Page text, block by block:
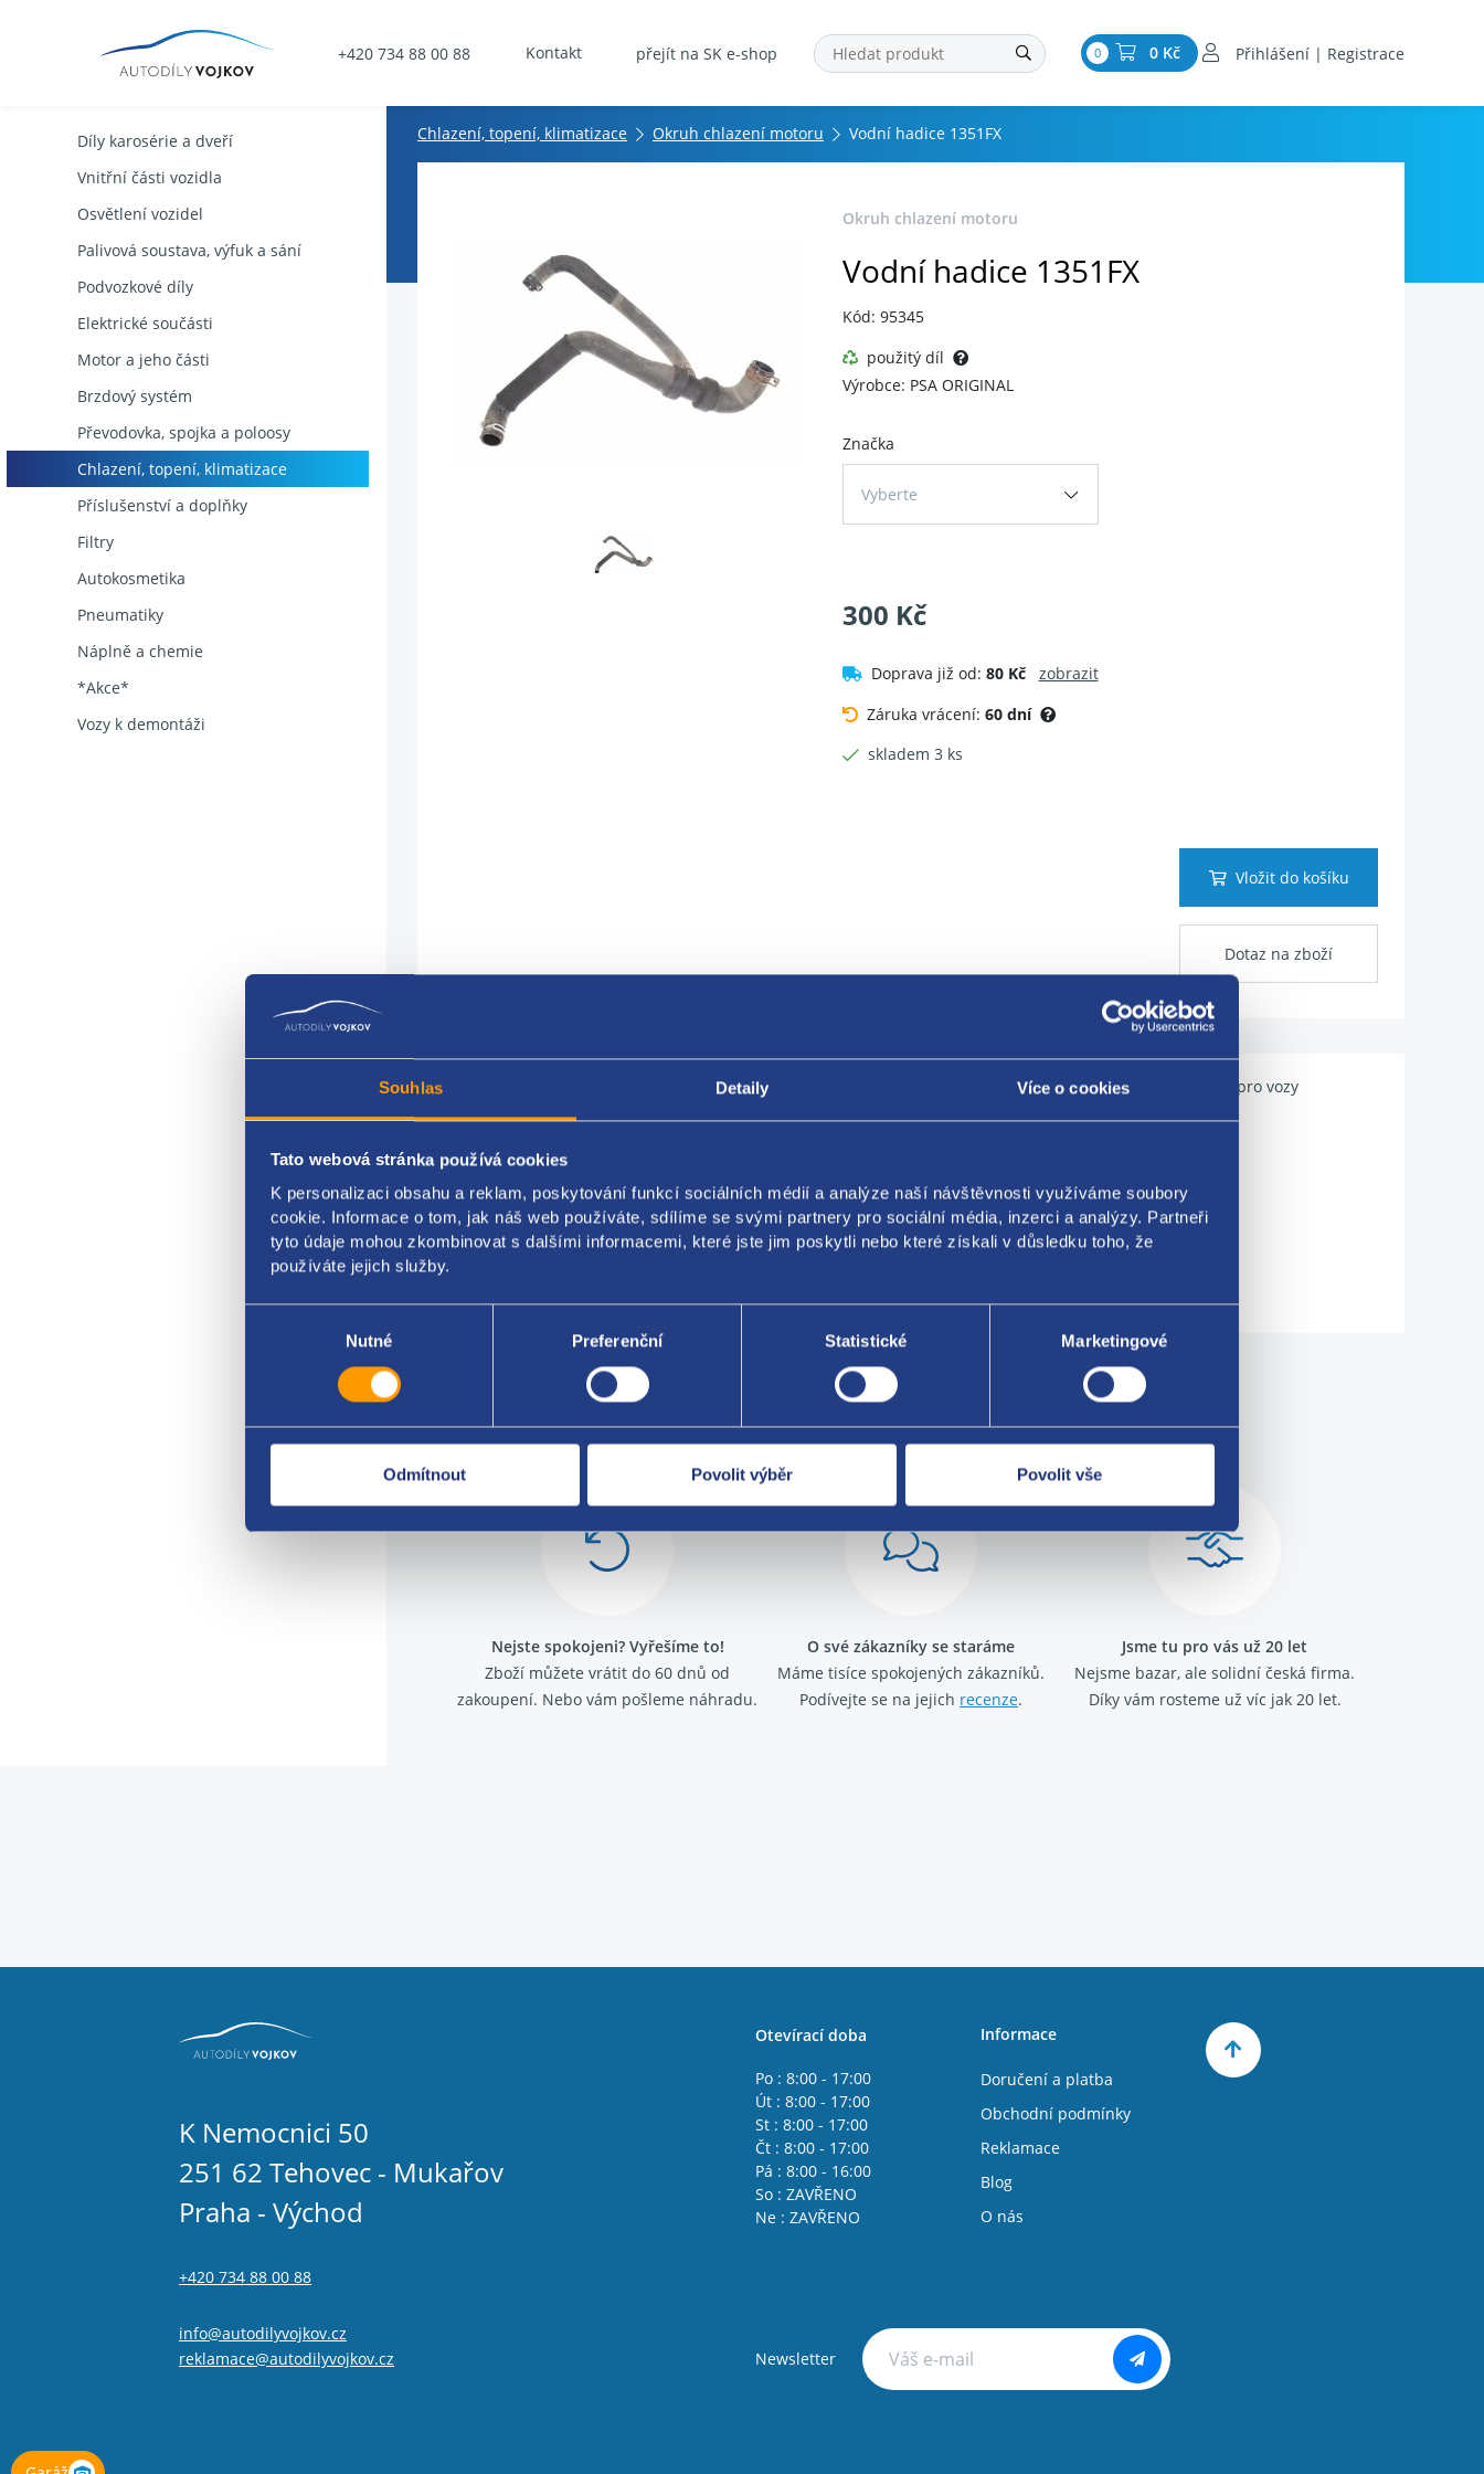
Souhlas Detaily Více o cookies
Tato webová stránka používá cookies
K personalizaci obsahu a reklam, poskytování funkcí sociálních médií a analýze naší návštěvnosti využíváme soubory
cookie. Informace o tom, jak náš web používáte, sdílíme se svými partnery pro sociální média, inzerci a analýzy. Partneři
tyto údaje mohou zkombinovat s dalšími informacemi, které jste jim poskytli nebo které získali v důsledku toho, že
používáte jejich služby.
Nutné Preferenční Statistické Marketingové
Odmítnout Povolit výběr Povolit vše
+420 734 88 00 88 Kontakt přejít na SK e-shop 0 0 Kč Přihlášení | Registrace
Díly karosérie a dveří
Vnitřní části vozidla
Osvětlení vozidel
Palivová soustava, výfuk a sání
Podvozkové díly
Elektrické součásti
Motor a jeho části
Brzdový systém
Převodovka, spojka a poloosy
Chlazení, topení, klimatizace
Příslušenství a doplňky
Filtry
Autokosmetika
Pneumatiky
Náplně a chemie
*Akce*
Vozy k demontáži
Chlazení, topení, klimatizace Okruh chlazení motoru Vodní hadice 1351FX
Okruh chlazení motoru
Vodní hadice 1351FX
Kód: 95345
použitý díl
Výrobce: PSA ORIGINAL
Značka
Vyberte
300 Kč
Doprava již od: 80 Kč
zobrazit
Záruka vrácení: 60 dní
skladem 3 ks
Vložit do košíku
Dotaz na zboží
Použitelné pro vozy
vodní hadice
umístění: chladič
Za kvalitu ručíme!
Nejste spokojeni? Vyřešíme to!
Zboží můžete vrátit do 60 dnů od
zakoupení. Nebo vám pošleme náhradu.
O své zákazníky se staráme
Máme tisíce spokojených zákazníků.
Podívejte se na jejich recenze.
Jsme tu pro vás už 20 let
Nejsme bazar, ale solidní česká firma.
Díky vám rosteme už víc jak 20 let.
K Nemocnici 50
251 62 Tehovec - Mukařov
Praha - Východ
+420 734 88 00 88
info@autodilyvojkov.cz
reklamace@autodilyvojkov.cz
Otevírací doba
Po : 8:00 - 17:00
Út : 8:00 - 17:00
St : 8:00 - 17:00
Čt : 8:00 - 17:00
Pá : 8:00 - 16:00
So : ZAVŘENO
Ne : ZAVŘENO
Informace
Doručení a platba
Obchodní podmínky
Reklamace
Blog
O nás
Newsletter